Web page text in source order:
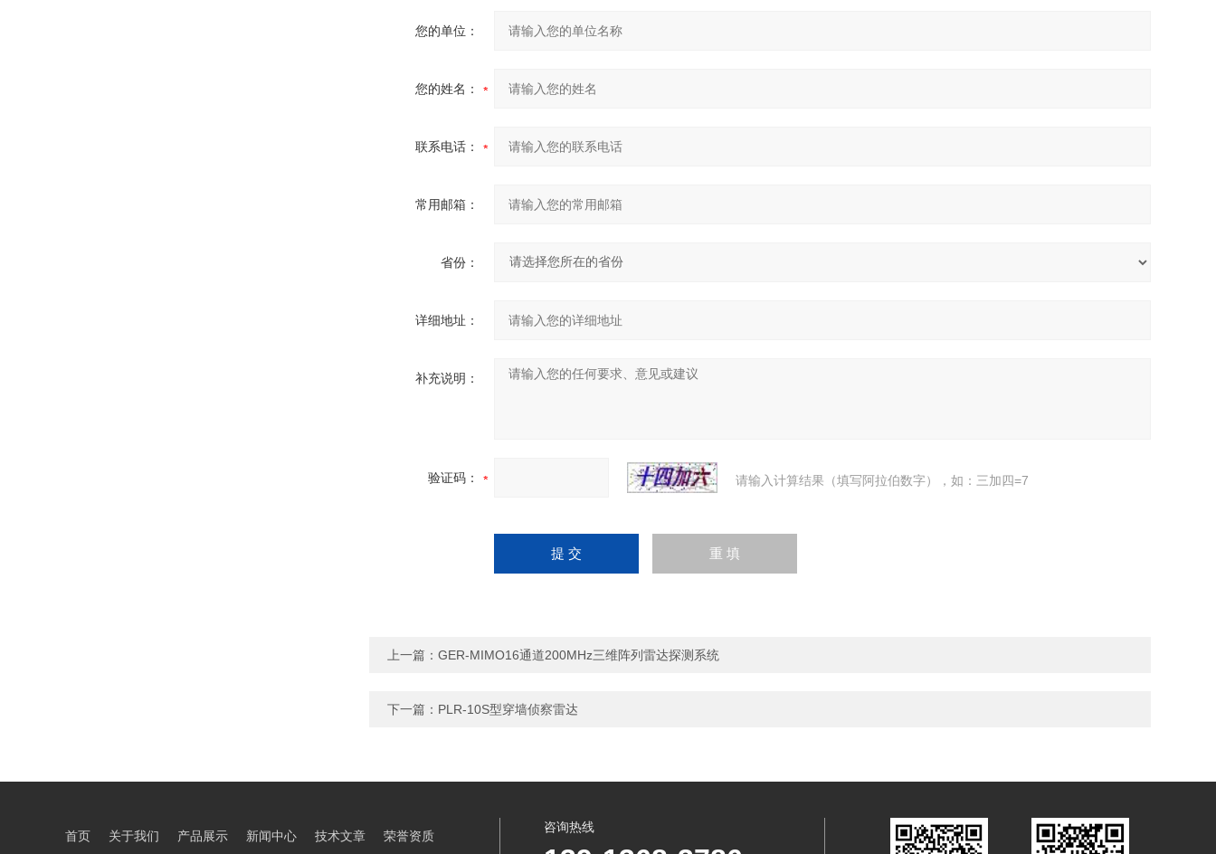
您的单位：
您的姓名：
联系电话：
常用邮箱：
省份：
详细地址：
补充说明：
验证码： 请输入计算结果（填写阿拉伯数字），如：三加四=7
上一篇： GER-MIMO16通道200MHz三维阵列雷达探测系统
下一篇： PLR-10S型穿墙侦察雷达
首页 关于我们 产品展示 新闻中心 技术文章 荣誉资质
咨询热线